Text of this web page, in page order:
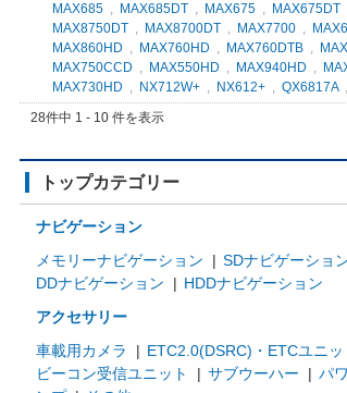
MAX685 , MAX685DT , MAX675 , MAX675DT
MAX8750DT , MAX8700DT , MAX7700 ,
MAX860HD , MAX760HD , MAX760DTB ,
MAX750CCD , MAX550HD , MAX940HD ,
MAX730HD , NX712W+ , NX612+ , QX6817A,
28件中 1 - 10 件を表示
トップカテゴリー
ナビゲーション
メモリーナビゲーション
| SDナビゲーショ
DDナビゲーション
| HDDナビゲーション
アクセサリー
車載用カメラ
| ETC2.0(DSRC)・ETCユニッ
ビーコン受信ユニット
| サブウーハー | パ